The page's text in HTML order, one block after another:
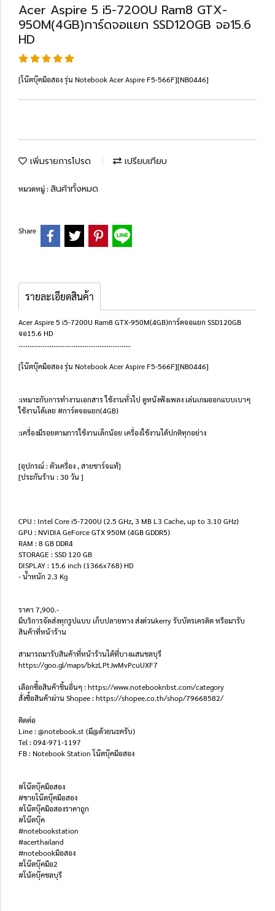
Acer Aspire 5 i5-7200U Ram8 GTX-
950M(4GB)การ์ดจอแยก SSD120GB จอ15.6
HD
[โน๊ตบุ๊คมือสอง รุ่น Notebook Acer Aspire F5-566F][NB0446]
เพิ่มรายการโปรด เปรียบเทียบ
หมวดหมู่ :สินค้าทั้งหมด
Share
รายละเอียดสินค้า
Acer Aspire 5 i5-7200U Ram8 GTX-950M(4GB)การ์ดจอแยก SSD120GB
จอ15.6 HD
.............................................................
[โน๊ตบุ๊คมือสอง รุ่น Notebook Acer Aspire F5-566F][NB0446]
:เหมาะกับการทำงานเอกสาร ใช้งานทั่วไป ดูหนังฟังเพลง เล่นเกมออกแบบเบาๆ
ใช้งานได้เลย #การ์ดจอแยก(4GB)
:เครื่องมีรอยตามการใช้งานเล็กน้อย เครื่องใช้งานได้ปกติทุกอย่าง
[อุปกรณ์ : ตัวเครื่อง , สายชาร์จแท้]
[ประกันร้าน : 30 วัน ]
CPU : Intel Core i5-7200U (2.5 GHz, 3 MB L3 Cache, up to 3.10 GHz)
GPU : NVIDIA GeForce GTX 950M (4GB GDDR5)
RAM : 8 GB DDR4
STORAGE : SSD 120 GB
DISPLAY : 15.6 inch (1366x768) HD
- น้ำหนัก 2.3 Kg
ราคา 7,900.-
มีบริการจัดส่งทุกรูปแบบ เก็บปลายทาง ส่งด่วนkerry รับบัตรเครดิต หรือมารับ
สินค้าที่หน้าร้าน
สามารถมารับสินค้าที่หน้าร้านได้ที่บางแสนชลบุรี
https://goo.gl/maps/bkzLPtJwMvPcuUXF7
เลือกซื้อสินค้าชิ้นอื่นๆ : https://www.notebooknbst.com/category
สั่งซื้อสินค้าผ่าน Shopee : https://shopee.co.th/shop/79668582/
ติดต่อ
Line : @notebook.st (มี@ด้วยนะครับ)
Tel : 094-971-1197
FB : Notebook Station โน๊ตบุ๊คมือสอง
#โน๊ตบุ๊คมือสอง
#ขายโน๊ตบุ๊คมือสอง
#โน๊ตบุ๊คมือสองราคาถูก
#โน๊ตบุ๊ค
#notebookstation
#acerthailand
#notebookมือสอง
#โน๊ตบุ๊คมือ2
#โน้คบุ๊คชลบุรี